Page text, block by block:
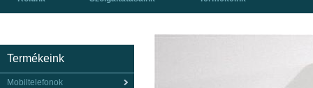
Termékeink
Mobiltelefonok